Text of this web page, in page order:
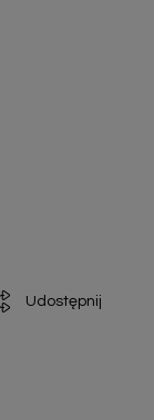
Udostępnij